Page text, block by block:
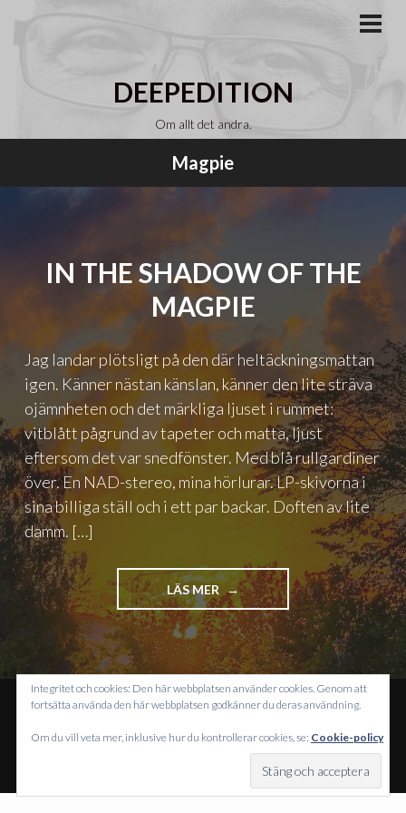
DEEPEDITION
Om allt det andra.
Magpie
IN THE SHADOW OF THE
MAGPIE
Jag landar plötsligt på den där heltäckningsmattan
igen. Känner nästan känslan, känner den lite sträva
ojämnheten och det märkliga ljuset i rummet:
vitblått pågrund av tapeter och matta, ljust
eftersom det var snedfönster. Med blå rullgardiner
över. En NAD-stereo, mina hörlurar. LP-skivorna i
sina billiga ställ och i ett par backar. Doften av lite
damm. […]
LÄS MER
"IN
THE
SHADOW
OF
THE
MAGPIE"
TEMA: INTERGALACTIC AVWORDPRESS.COM.
Integritet och cookies: Den här webbplatsen använder cookies. Genom att
fortsätta använda den här webbplatsen godkänner du deras användning.
Om du vill veta mer, inklusive hur du kontrollerar cookies, se: Cookie-policy